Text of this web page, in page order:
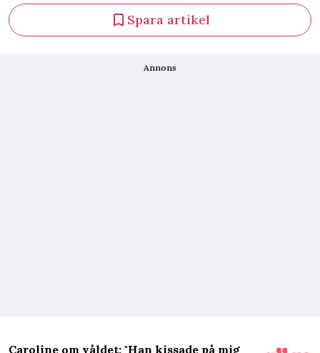
Spara artikel
Annons
Caroline om våldet: "Han kissade på mig